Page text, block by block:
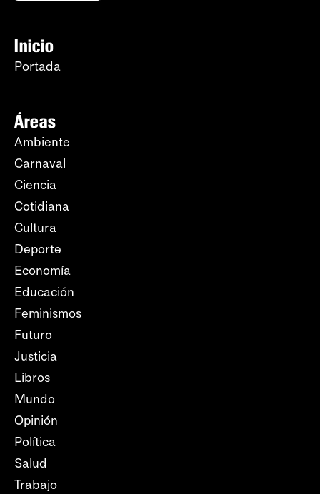
Inicio
Portada
Áreas
Ambiente
Carnaval
Ciencia
Cotidiana
Cultura
Deporte
Economía
Educación
Feminismos
Futuro
Justicia
Libros
Mundo
Opinión
Política
Salud
Trabajo